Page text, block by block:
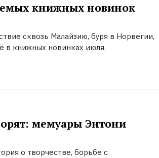
книжных новинок
сквозь Малайзию, буря в Норвегии,
в книжных новинках июля.
мемуары Энтони
о творчестве, борьбе с